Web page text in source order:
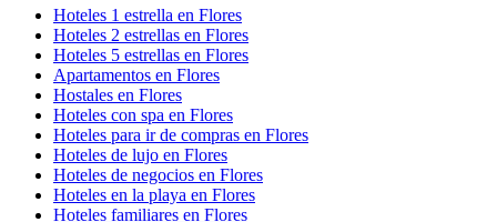
Hoteles 1 estrella en Flores
Hoteles 2 estrellas en Flores
Hoteles 5 estrellas en Flores
Apartamentos en Flores
Hostales en Flores
Hoteles con spa en Flores
Hoteles para ir de compras en Flores
Hoteles de lujo en Flores
Hoteles de negocios en Flores
Hoteles en la playa en Flores
Hoteles familiares en Flores